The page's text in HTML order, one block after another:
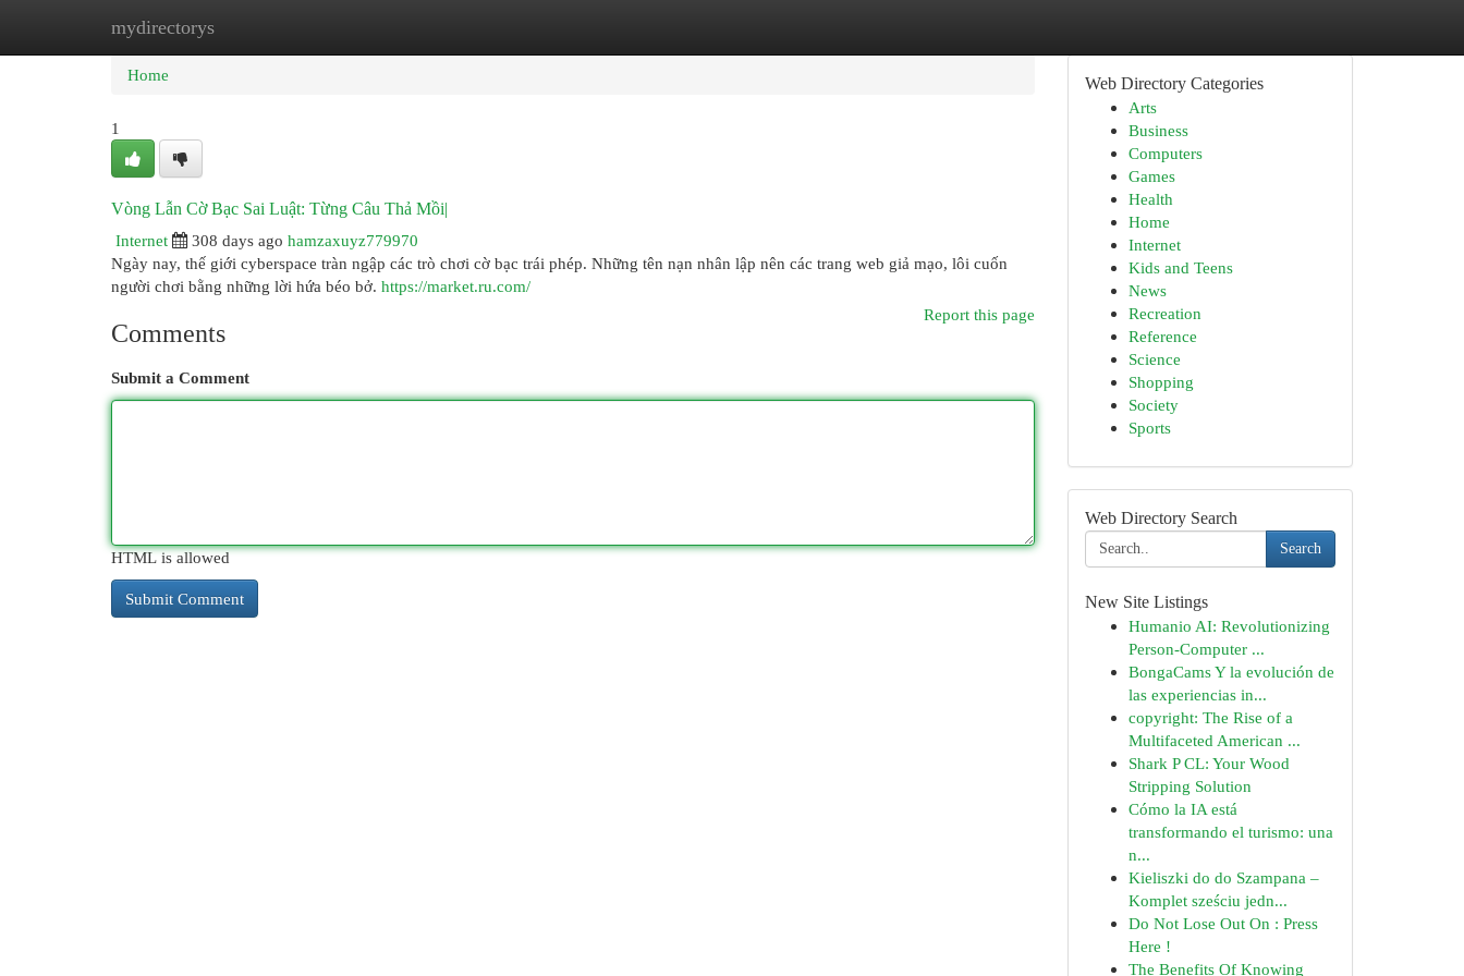
mydirectorys
Home
Home
1
Vòng Lẫn Cờ Bạc Sai Luật: Từng Câu Thả Mồi|
Internet
308 days ago hamzaxuyz779970
Ngày nay, thế giới cyberspace tràn ngập các trò chơi cờ bạc trái phép. Những tên nạn nhân lập nên các trang web giả mạo, lôi cuốn
người chơi bằng những lời hứa béo bở. https://market.ru.com/
Report this page
Comments
Submit a Comment
HTML is allowed
Web Directory Categories
Arts
Business
Computers
Games
Health
Home
Internet
Kids and Teens
News
Recreation
Reference
Science
Shopping
Society
Sports
Web Directory Search
Search
New Site Listings
Humanio AI: Revolutionizing
Person-Computer ...
BongaCams Y la evolución de
las experiencias in...
copyright: The Rise of a
Multifaceted American ...
Shark P CL: Your Wood
Stripping Solution
Cómo la IA está
transformando el turismo: una
n...
Kieliszki do do Szampana –
Komplet sześciu jedn...
Do Not Lose Out On : Press
Here !
The Benefits Of Knowing